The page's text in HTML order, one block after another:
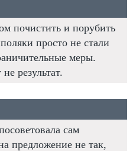
почистить и порубить
просто не стали
меры.
результат.
сам
предложение не так,